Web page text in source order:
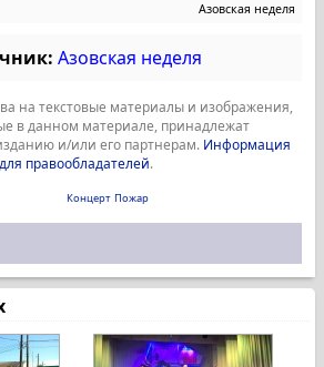
Азовская неделя
Азовская неделя
на текстовые материалы и изображения,
в данном материале, принадлежат
и/или его партнерам. Информация
для правообладателей.
Концерт Пожар